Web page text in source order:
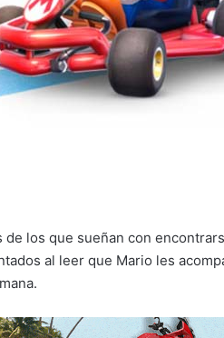
de los que sueñan con
al leer que Mario les